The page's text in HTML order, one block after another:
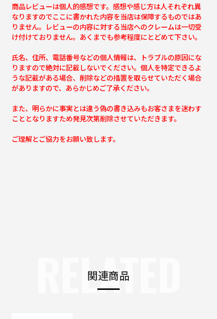
商品レビューは個人的感想です。感想や感じ方は人それぞれ異
なりますのでここに書かれた内容を当店は保障するものではあ
りません。レビューの内容に対する当店へのクレームは一切受
け付けておりません。あくまでも参考程度にとどめて下さい。
氏名、住所、電話番号などの個人情報は、トラブルの原因にな
りますので絶対に記載しないでください。個人を特定できるよ
うな記載がある場合、削除などの措置を取らせていただく場合
がありますので、あらかじめご了承ください。
また、明らかに事実とは違う偽の書き込みもお客さまを迷わす
こととなりますため発見次第削除させていただきます。
ご理解とご協力をお願い致します。
関連商品
RELATED